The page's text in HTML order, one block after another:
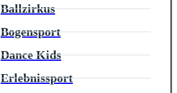
Ballzirkus
Bogensport
Dance Kids
Erlebnissport